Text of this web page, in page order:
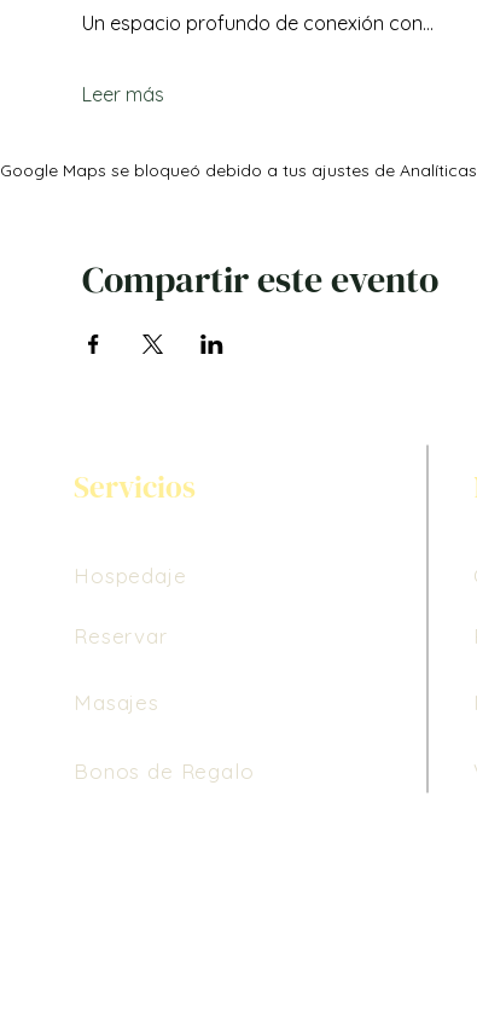
Un espacio profundo de conexión con…
Leer más
Google Maps se bloqueó debido a tus ajustes de
Compartir este evento
Servicios
Hospedaje
Reservar
Masajes
Bonos de Regalo